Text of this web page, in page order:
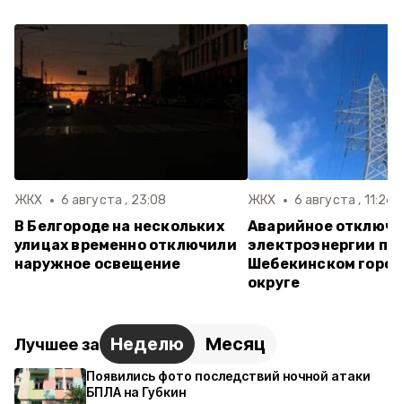
ЖКХ 6 августа , 23:08
В Белгороде на нескольких
улицах временно отключили
наружное освещение
ЖКХ 6 августа , 11:26
Аварийное
электроэнергии
Шебекинском
округе
Лучшее за Неделю Месяц
Появились фото последствий ночной атаки
БПЛА на Губкин